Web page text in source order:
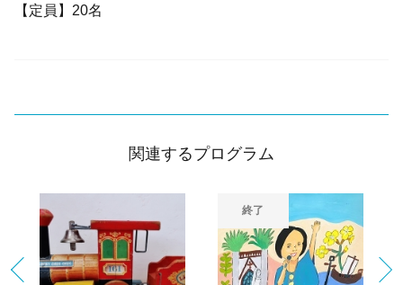
【定員】20名
関連するプログラム
終了